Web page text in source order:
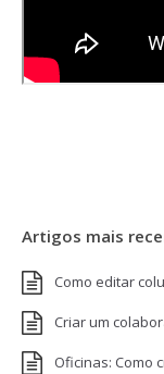
Artigos mais
Como editar
Criar um
Oficinas: Como